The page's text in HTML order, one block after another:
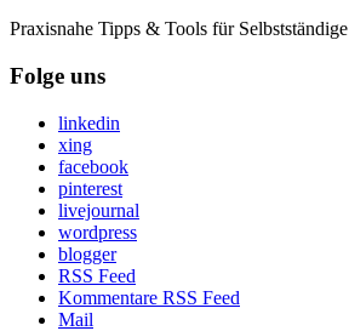
Praxisnahe Tipps & Tools für Selbstständige
Folge uns
linkedin
xing
facebook
pinterest
livejournal
wordpress
blogger
RSS Feed
Kommentare RSS Feed
Mail